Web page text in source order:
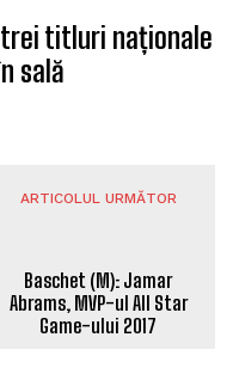
trei titluri naționale
sală
ARTICOLUL URMĂTOR
Baschet (M): Jamar